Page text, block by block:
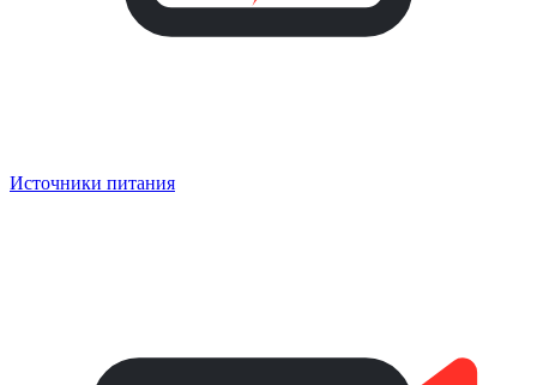
Источники питания